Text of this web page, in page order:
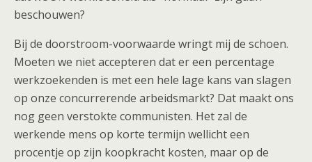
beschouwen?
Bij de doorstroom-voorwaarde wringt mij de schoen.
Moeten we niet accepteren dat er een percentage
werkzoekenden is met een hele lage kans van slagen
op onze concurrerende arbeidsmarkt? Dat maakt ons
nog geen verstokte communisten. Het zal de
werkende mens op korte termijn wellicht een
procentje op zijn koopkracht kosten, maar op de